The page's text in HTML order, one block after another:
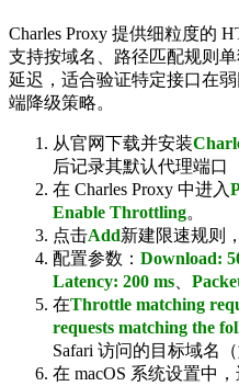
Charles Proxy 提供细粒度的
支持按域名、路径匹配规则
延迟，适合验证特定接口在
端降级策略。
从官网下载并安装
后记录其默认代理端口
在 Charles Proxy 中进入
Enable Throttling。
点击Add新建限速规则
配置参数： Download:
Latency: 200 ms
在Throttle matching
requests matching the
Safari 访问的目标域名
在 macOS 系统设置中，